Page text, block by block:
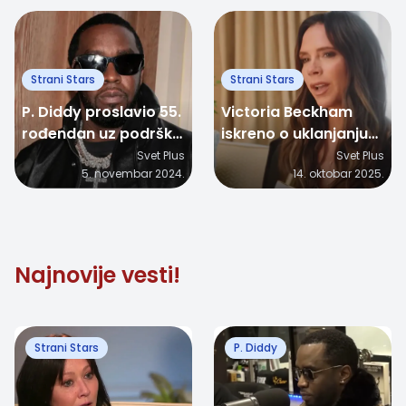
Strani Stars
P. Diddy proslavio 55.
rođendan uz podršku
porodice, uprkos
teškoj situaciji!
Svet Plus
5. novembar 2024.
Strani Stars
Victoria Beckham
iskreno o uklanjanju
silikona: "Ne znam
gde su te grudi
Svet Plus
14. oktobar 2025.
Najnovije vesti!
Strani Stars P. Diddy